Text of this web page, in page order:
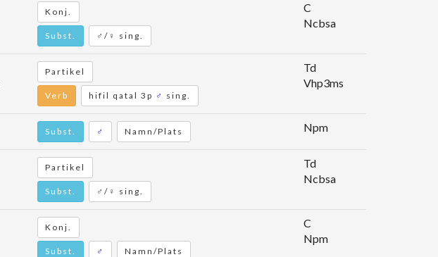
Konj.
Subst. ♂/♀ sing.
C
Ncbsa
Partikel
Verb hifil qatal 3p ♂ sing.
Td
Vhp3ms
Subst. ♂ Namn/Plats Npm
Partikel
Subst. ♂/♀ sing.
Td
Ncbsa
Konj.
Subst. ♂ Namn/Plats
C
Npm